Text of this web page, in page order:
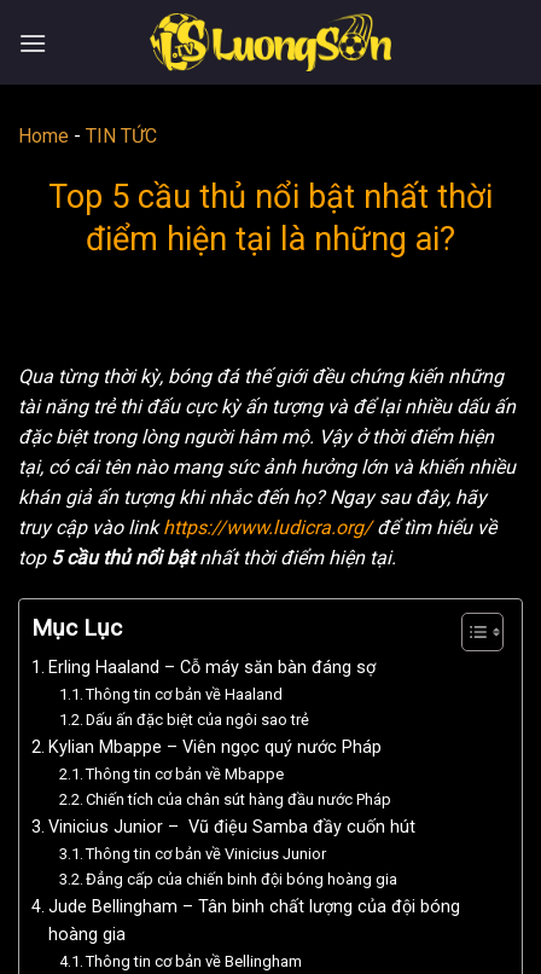
Home - TIN TỨC
Top 5 cầu thủ nổi bật nhất thời
điểm hiện tại là những ai?
Qua từng thời kỳ, bóng đá thế giới đều chứng kiến những
tài năng trẻ thi đấu cực kỳ ấn tượng và để lại nhiều dấu ấn
đặc biệt trong lòng người hâm mộ. Vậy ở thời điểm hiện
tại, có cái tên nào mang sức ảnh hưởng lớn và khiến nhiều
khán giả ấn tượng khi nhắc đến họ? Ngay sau đây, hãy
truy cập vào linkhttps://www.ludicra.org/để tìm hiểu về
top 5 cầu thủ nổi bậtnhất thời điểm hiện tại.
Mục Lục
Erling Haaland – Cỗ máy săn bàn đáng sợ
Thông tin cơ bản về Haaland
Dấu ấn đặc biệt của ngôi sao trẻ
Kylian Mbappe – Viên ngọc quý nước Pháp
Thông tin cơ bản về Mbappe
Chiến tích của chân sút hàng đầu nước Pháp
Vinicius Junior – Vũ điệu Samba đầy cuốn hút
Thông tin cơ bản về Vinicius Junior
Đẳng cấp của chiến binh đội bóng hoàng gia
Jude Bellingham – Tân binh chất lượng của đội bóng
hoàng gia
Thông tin cơ bản về Bellingham